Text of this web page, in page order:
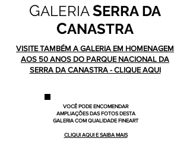
GALERIASERRA DA
CANASTRA
VISITE TAMBÉM A GALERIA EM HOMENAGEM
AOS 50 ANOS DO PARQUE NACIONAL DA
SERRA DA CANASTRA - CLIQUE AQUI
VOCÊ PODE ENCOMENDAR
AMPLIAÇÕES DAS FOTOS DESTA
GALERIA COM QUALIDADE FINEART
CLIQUI AQUI E SAIBA MAIS